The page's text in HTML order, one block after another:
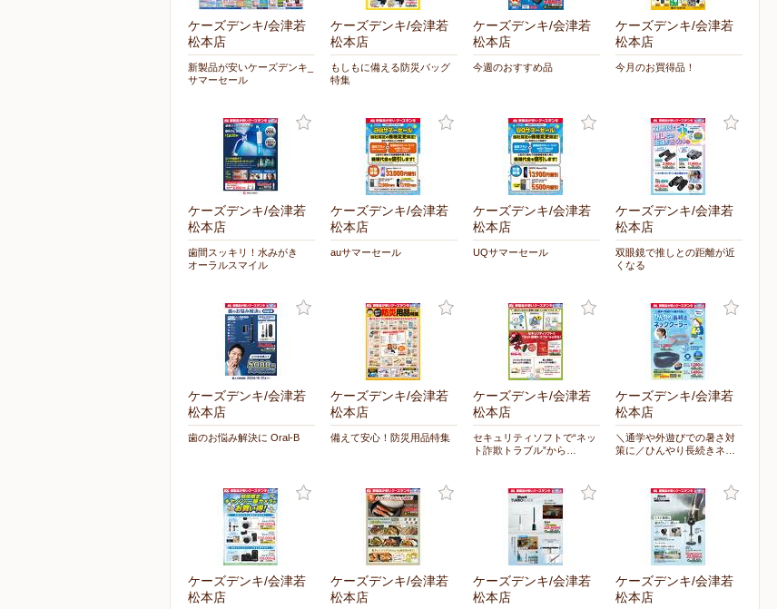
ケーズデンキ/会津若
松本店
新製品が安いケーズデンキ_
サマーセール
ケーズデンキ/会津若
松本店
もしもに備える防災バッグ
特集
ケーズデンキ/会津若
松本店
今週のおすすめ品
ケーズデンキ/会津若
松本店
今月のお買得品！
ケーズデンキ/会津若
松本店
歯間スッキリ！水みがき
オーラルスマイル
ケーズデンキ/会津若
松本店
auサマーセール
ケーズデンキ/会津若
松本店
UQサマーセール
ケーズデンキ/会津若
松本店
双眼鏡で推しとの距離が近
くなる
ケーズデンキ/会津若
松本店
歯のお悩み解決に Oral-B
ケーズデンキ/会津若
松本店
備えて安心！防災用品特集
ケーズデンキ/会津若
松本店
セキュリティソフトで“ネッ
ト詐欺トラブル”から…
ケーズデンキ/会津若
松本店
＼通学や外遊びでの暑さ対
策に／ひんやり長続きネ…
ケーズデンキ/会津若
松本店
ケーズデンキ/会津若
松本店
ケーズデンキ/会津若
松本店
ケーズデンキ/会津若
松本店